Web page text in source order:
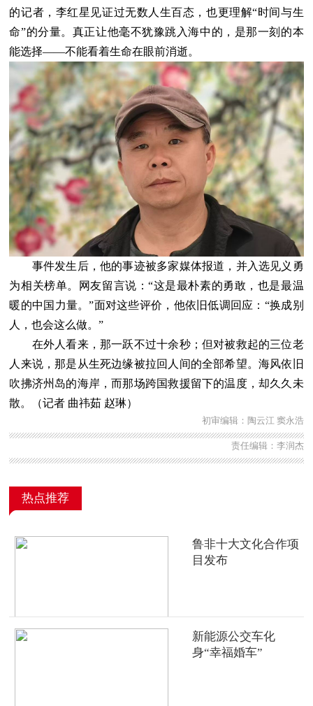
的记者，李红星见证过无数人生百态，也更理解“时间与生
命”的分量。真正让他毫不犹豫跳入海中的，是那一刻的本
能选择——不能看着生命在眼前消逝。
事件发生后，他的事迹被多家媒体报道，并入选见义勇
为相关榜单。网友留言说：“这是最朴素的勇敢，也是最温
暖的中国力量。”面对这些评价，他依旧低调回应：“换成别
人，也会这么做。”
在外人看来，那一跃不过十余秒；但对被救起的三位老
人来说，那是从生死边缘被拉回人间的全部希望。海风依旧
吹拂济州岛的海岸，而那场跨国救援留下的温度，却久久未
散。（记者 曲祎茹 赵琳）
初审编辑：陶云江 窦永浩
责任编辑：李润杰
热点推荐
鲁非十大文化合作项
目发布
新能源公交车化
身“幸福婚车”